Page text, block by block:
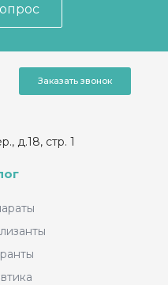
Заказать звонок
д.18, стр. 1